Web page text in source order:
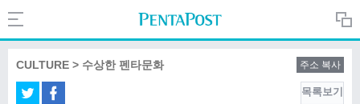
Search
PentaPost.net
CULTURE > 수상한 펜타문화 주소 복사
목록보기